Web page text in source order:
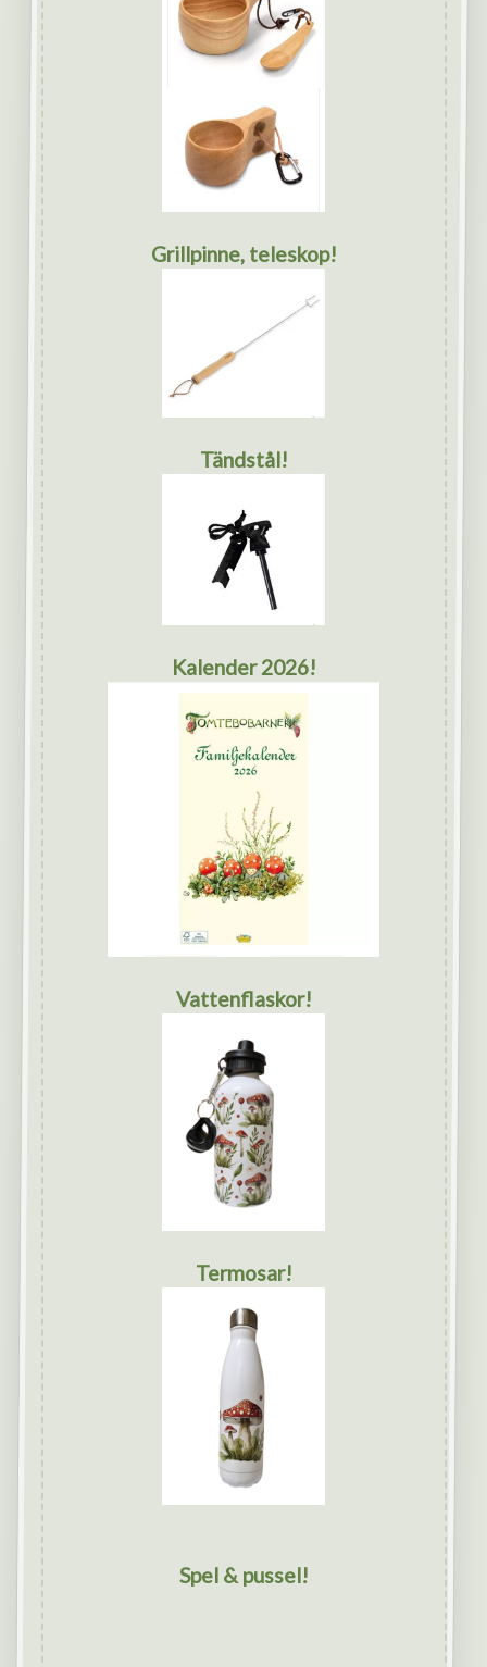
Grillpinne, teleskop!
Tändstål!
Kalender 2026!
Vattenflaskor!
Termosar!
Spel & pussel!